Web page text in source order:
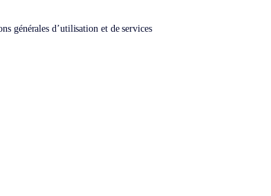
générales d’utilisation et de services